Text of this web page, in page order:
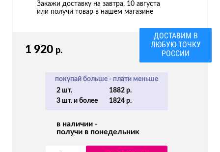
ДОСТАВИМ В
ЛЮБУЮ ТОЧКУ
РОССИИ
1 920 р.
покупай больше - плати меньше
2 шт.
1882 р.
3 шт. и более
1824 р.
в наличии -
получи в понедельник
Закажи доставку на завтра, 10 августа
или получи товар в нашем магазине